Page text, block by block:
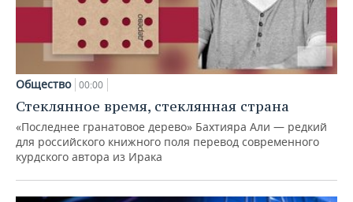
Общество 00:00
Стеклянное время, стеклянная страна
«Последнее гранатовое дерево» Бахтияра Али — редкий
для российского книжного поля перевод современного
курдского автора из Ирака